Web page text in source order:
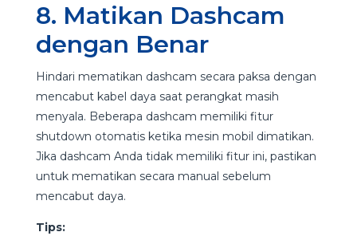
8. Matikan Dashcam
dengan Benar
Hindari mematikan dashcam secara paksa dengan
mencabut kabel daya saat perangkat masih
menyala. Beberapa dashcam memiliki fitur
shutdown otomatis ketika mesin mobil dimatikan.
Jika dashcam Anda tidak memiliki fitur ini, pastikan
untuk mematikan secara manual sebelum
mencabut daya.
Tips: